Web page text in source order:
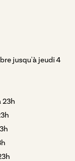
jusqu'à jeudi 4
23h